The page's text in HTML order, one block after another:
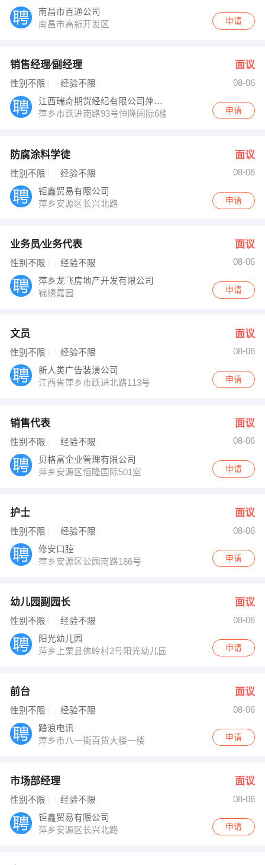
南昌市百通公司
南昌市高新开发区
申请
销售经理∕副经理 面议
性别不限 经验不限
08-06
江西瑞奇期货经纪有限公司萍乡营业部
萍乡市跃进南路93号恒隆国际6楼
申请
防腐涂料学徒 面议
性别不限 经验不限
08-06
钜鑫贸易有限公司
萍乡安源区长兴北路
申请
业务员∕业务代表 面议
性别不限 经验不限
08-06
萍乡龙飞房地产开发有限公司
锦绣嘉园
申请
文员 面议
性别不限 经验不限
08-06
新人类广告装潢公司
江西省萍乡市跃进北路113号
申请
销售代表 面议
性别不限 经验不限
08-06
贝格富企业管理有限公司
萍乡安源区恒隆国际501室
申请
护士 面议
性别不限 经验不限
08-06
修安口腔
萍乡安源区公园南路186号
申请
幼儿园副园长 面议
性别不限 经验不限
08-06
阳光幼儿园
萍乡上栗县佛岭村2号阳光幼儿园
申请
前台 面议
性别不限 经验不限
08-06
踏浪电讯
萍乡市八一街百货大楼一楼
申请
市场部经理 面议
性别不限 经验不限
08-06
钜鑫贸易有限公司
萍乡安源区长兴北路
申请